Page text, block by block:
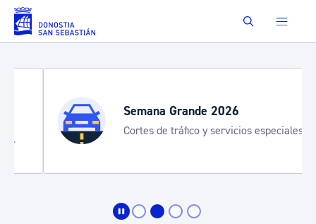
Saltar al contenido principal Buscar
Semana Grande 2026
Cortes de tráfico y servicios especiales